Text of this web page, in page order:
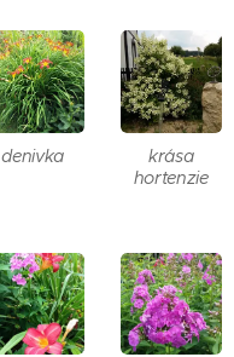
denivka
krása
hortenzie